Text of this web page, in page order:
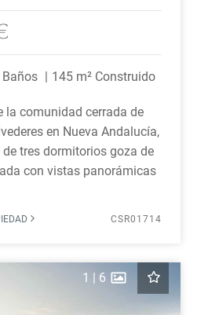
Baños 145 m² Construido
la comunidad cerrada de
en Nueva Andalucía,
tres dormitorios goza de
con vistas panorámicas
CSR01714
1 | 6